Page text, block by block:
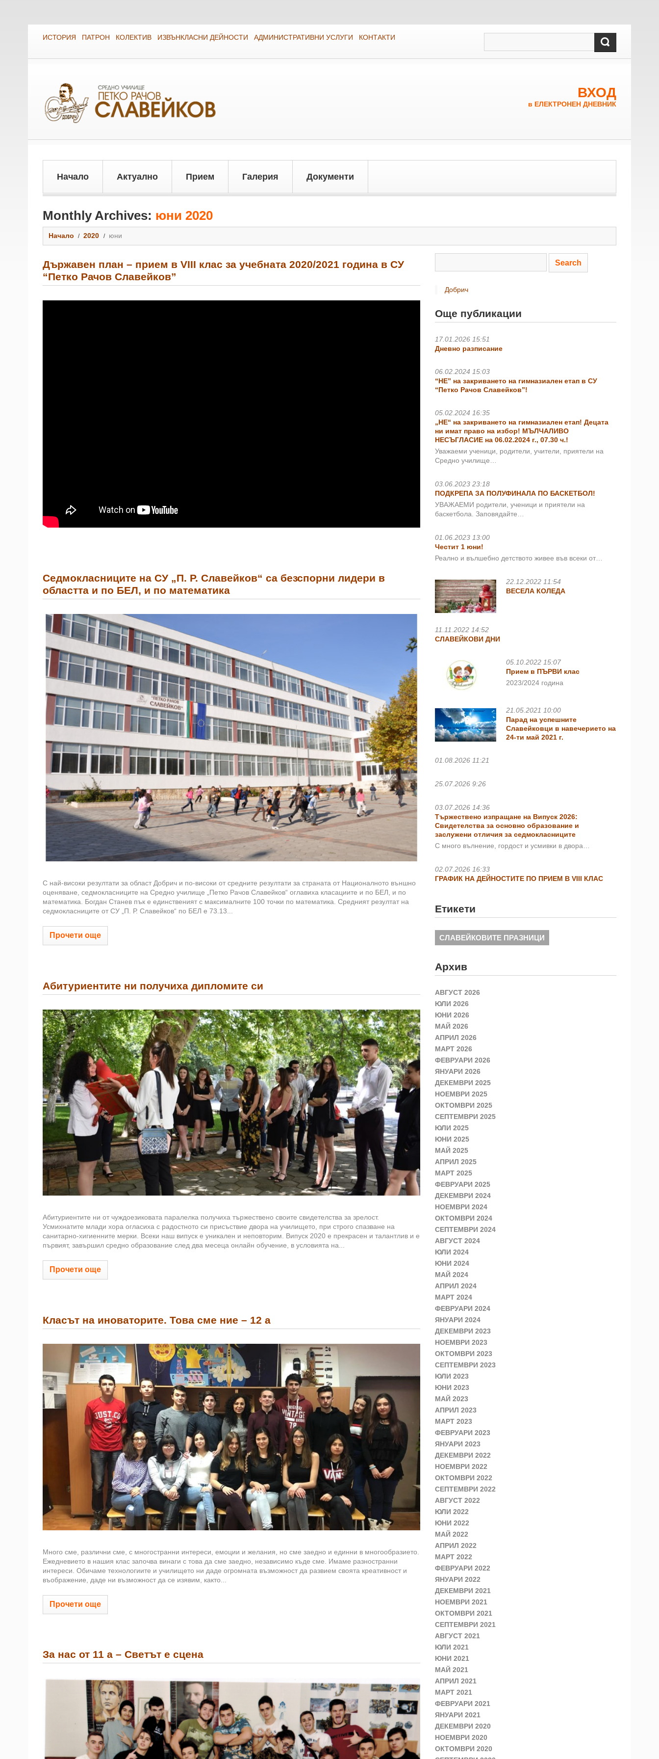
ИСТОРИЯ ПАТРОН КОЛЕКТИВ ИЗВЪНКЛАСНИ ДЕЙНОСТИ АДМИНИСТРАТИВНИ УСЛУГИ КОНТАКТИ
ВХОД
в ЕЛЕКТРОНЕН ДНЕВНИК
Начало Актуално Прием Галерия Документи
Monthly Archives: юни 2020
Начало 2020 юни
Държавен план – прием в VIII клас за учебната 2020/2021 година в СУ
“Петко Рачов Славейков”
Седмокласниците на СУ „П. Р. Славейков“ са безспорни лидери в
областта и по БЕЛ, и по математика
С най-високи резултати за област Добрич и по-високи от средните резултати за страната от Националното външно
оценяване, седмокласниците на Средно училище „Петко Рачов Славейков“ оглавиха класациите и по БЕЛ, и по
математика. Богдан Станев пък е единственият с максималните 100 точки по математика. Средният резултат на
седмокласниците от СУ „П. Р. Славейков“ по БЕЛ е 73.13...
Прочети още
Абитуриентите ни получиха дипломите си
Абитуриентите ни от чуждоезиковата паралелка получиха тържествено своите свидетелства за зрелост.
Усмихнатите млади хора огласиха с радостното си присъствие двора на училището, при строго спазване на
санитарно-хигиенните мерки. Всеки наш випуск е уникален и неповторим. Випуск 2020 е прекрасен и талантлив и е
първият, завършил средно образование след два месеца онлайн обучение, в условията на...
Прочети още
Класът на иноваторите. Това сме ние – 12 а
Много сме, различни сме, с многостранни интереси, емоции и желания, но сме заедно и единни в многообразието.
Ежедневието в нашия клас започва винаги с това да сме заедно, независимо къде сме. Имаме разностранни
интереси. Обичаме технологиите и училището ни даде огромната възможност да развием своята креативност и
въображение, даде ни възможност да се изявим, както...
Прочети още
За нас от 11 а – Светът е сцена
Добрич
Още публикации
17.01.2026 15:51
Дневно разписание
06.02.2024 15:03
“НЕ” на закриването на гимназиален етап в СУ
“Петко Рачов Славейков”!
05.02.2024 16:35
„НЕ“ на закриването на гимназиален етап! Децата
ни имат право на избор! МЪЛЧАЛИВО
НЕСЪГЛАСИЕ на 06.02.2024 г., 07.30 ч.!
Уважаеми ученици, родители, учители, приятели на
Средно училище…
03.06.2023 23:18
ПОДКРЕПА ЗА ПОЛУФИНАЛА ПО БАСКЕТБОЛ!
УВАЖАЕМИ родители, ученици и приятели на
баскетбола. Заповядайте…
01.06.2023 13:00
Честит 1 юни!
Реално и вълшебно детството живее във всеки от…
22.12.2022 11:54
ВЕСЕЛА КОЛЕДА
11.11.2022 14:52
СЛАВЕЙКОВИ ДНИ
05.10.2022 15:07
Прием в ПЪРВИ клас
2023/2024 година
21.05.2021 10:00
Парад на успешните
Славейковци в навечерието на
24-ти май 2021 г.
01.08.2026 11:21
25.07.2026 9:26
03.07.2026 14:36
Тържествено изпращане на Випуск 2026:
Свидетелства за основно образование и
заслужени отличия за седмокласниците
С много вълнение, гордост и усмивки в двора…
02.07.2026 16:33
ГРАФИК НА ДЕЙНОСТИТЕ ПО ПРИЕМ В VIII КЛАС
Етикети
СЛАВЕЙКОВИТЕ ПРАЗНИЦИ
Архив
АВГУСТ 2026
ЮЛИ 2026
ЮНИ 2026
МАЙ 2026
АПРИЛ 2026
МАРТ 2026
ФЕВРУАРИ 2026
ЯНУАРИ 2026
ДЕКЕМВРИ 2025
НОЕМВРИ 2025
ОКТОМВРИ 2025
СЕПТЕМВРИ 2025
ЮЛИ 2025
ЮНИ 2025
МАЙ 2025
АПРИЛ 2025
МАРТ 2025
ФЕВРУАРИ 2025
ДЕКЕМВРИ 2024
НОЕМВРИ 2024
ОКТОМВРИ 2024
СЕПТЕМВРИ 2024
АВГУСТ 2024
ЮЛИ 2024
ЮНИ 2024
МАЙ 2024
АПРИЛ 2024
МАРТ 2024
ФЕВРУАРИ 2024
ЯНУАРИ 2024
ДЕКЕМВРИ 2023
НОЕМВРИ 2023
ОКТОМВРИ 2023
СЕПТЕМВРИ 2023
ЮЛИ 2023
ЮНИ 2023
МАЙ 2023
АПРИЛ 2023
МАРТ 2023
ФЕВРУАРИ 2023
ЯНУАРИ 2023
ДЕКЕМВРИ 2022
НОЕМВРИ 2022
ОКТОМВРИ 2022
СЕПТЕМВРИ 2022
АВГУСТ 2022
ЮЛИ 2022
ЮНИ 2022
МАЙ 2022
АПРИЛ 2022
МАРТ 2022
ФЕВРУАРИ 2022
ЯНУАРИ 2022
ДЕКЕМВРИ 2021
НОЕМВРИ 2021
ОКТОМВРИ 2021
СЕПТЕМВРИ 2021
АВГУСТ 2021
ЮЛИ 2021
ЮНИ 2021
МАЙ 2021
АПРИЛ 2021
МАРТ 2021
ФЕВРУАРИ 2021
ЯНУАРИ 2021
ДЕКЕМВРИ 2020
НОЕМВРИ 2020
ОКТОМВРИ 2020